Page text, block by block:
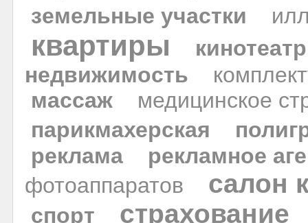
земельные участки
квартиры
кинотеатр
недвижимость
массаж
медицинское
парикмахерская
реклама
рекламное
фотоаппаратов
салон
спорт страхование